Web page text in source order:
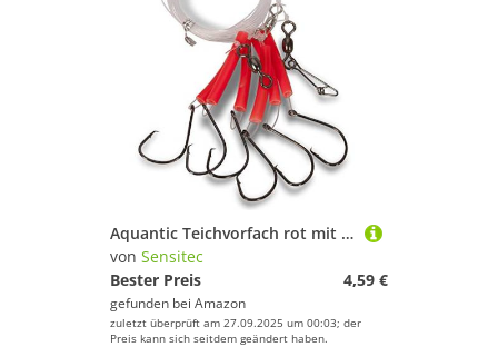
Aquantic Teichvorfach rot mit Rundhaken, Länge 6 m, mit zusätzlichem Wirbel, in Neonrot oder Neongrün, Hakengröße 6/0 oder 8/0 (Neonrot, 6/0)
von Sensitec
Bester Preis
4,59 €
gefunden bei Amazon
zuletzt überprüft am 27.09.2025 um 00:03; der
Preis kann sich seitdem geändert haben.